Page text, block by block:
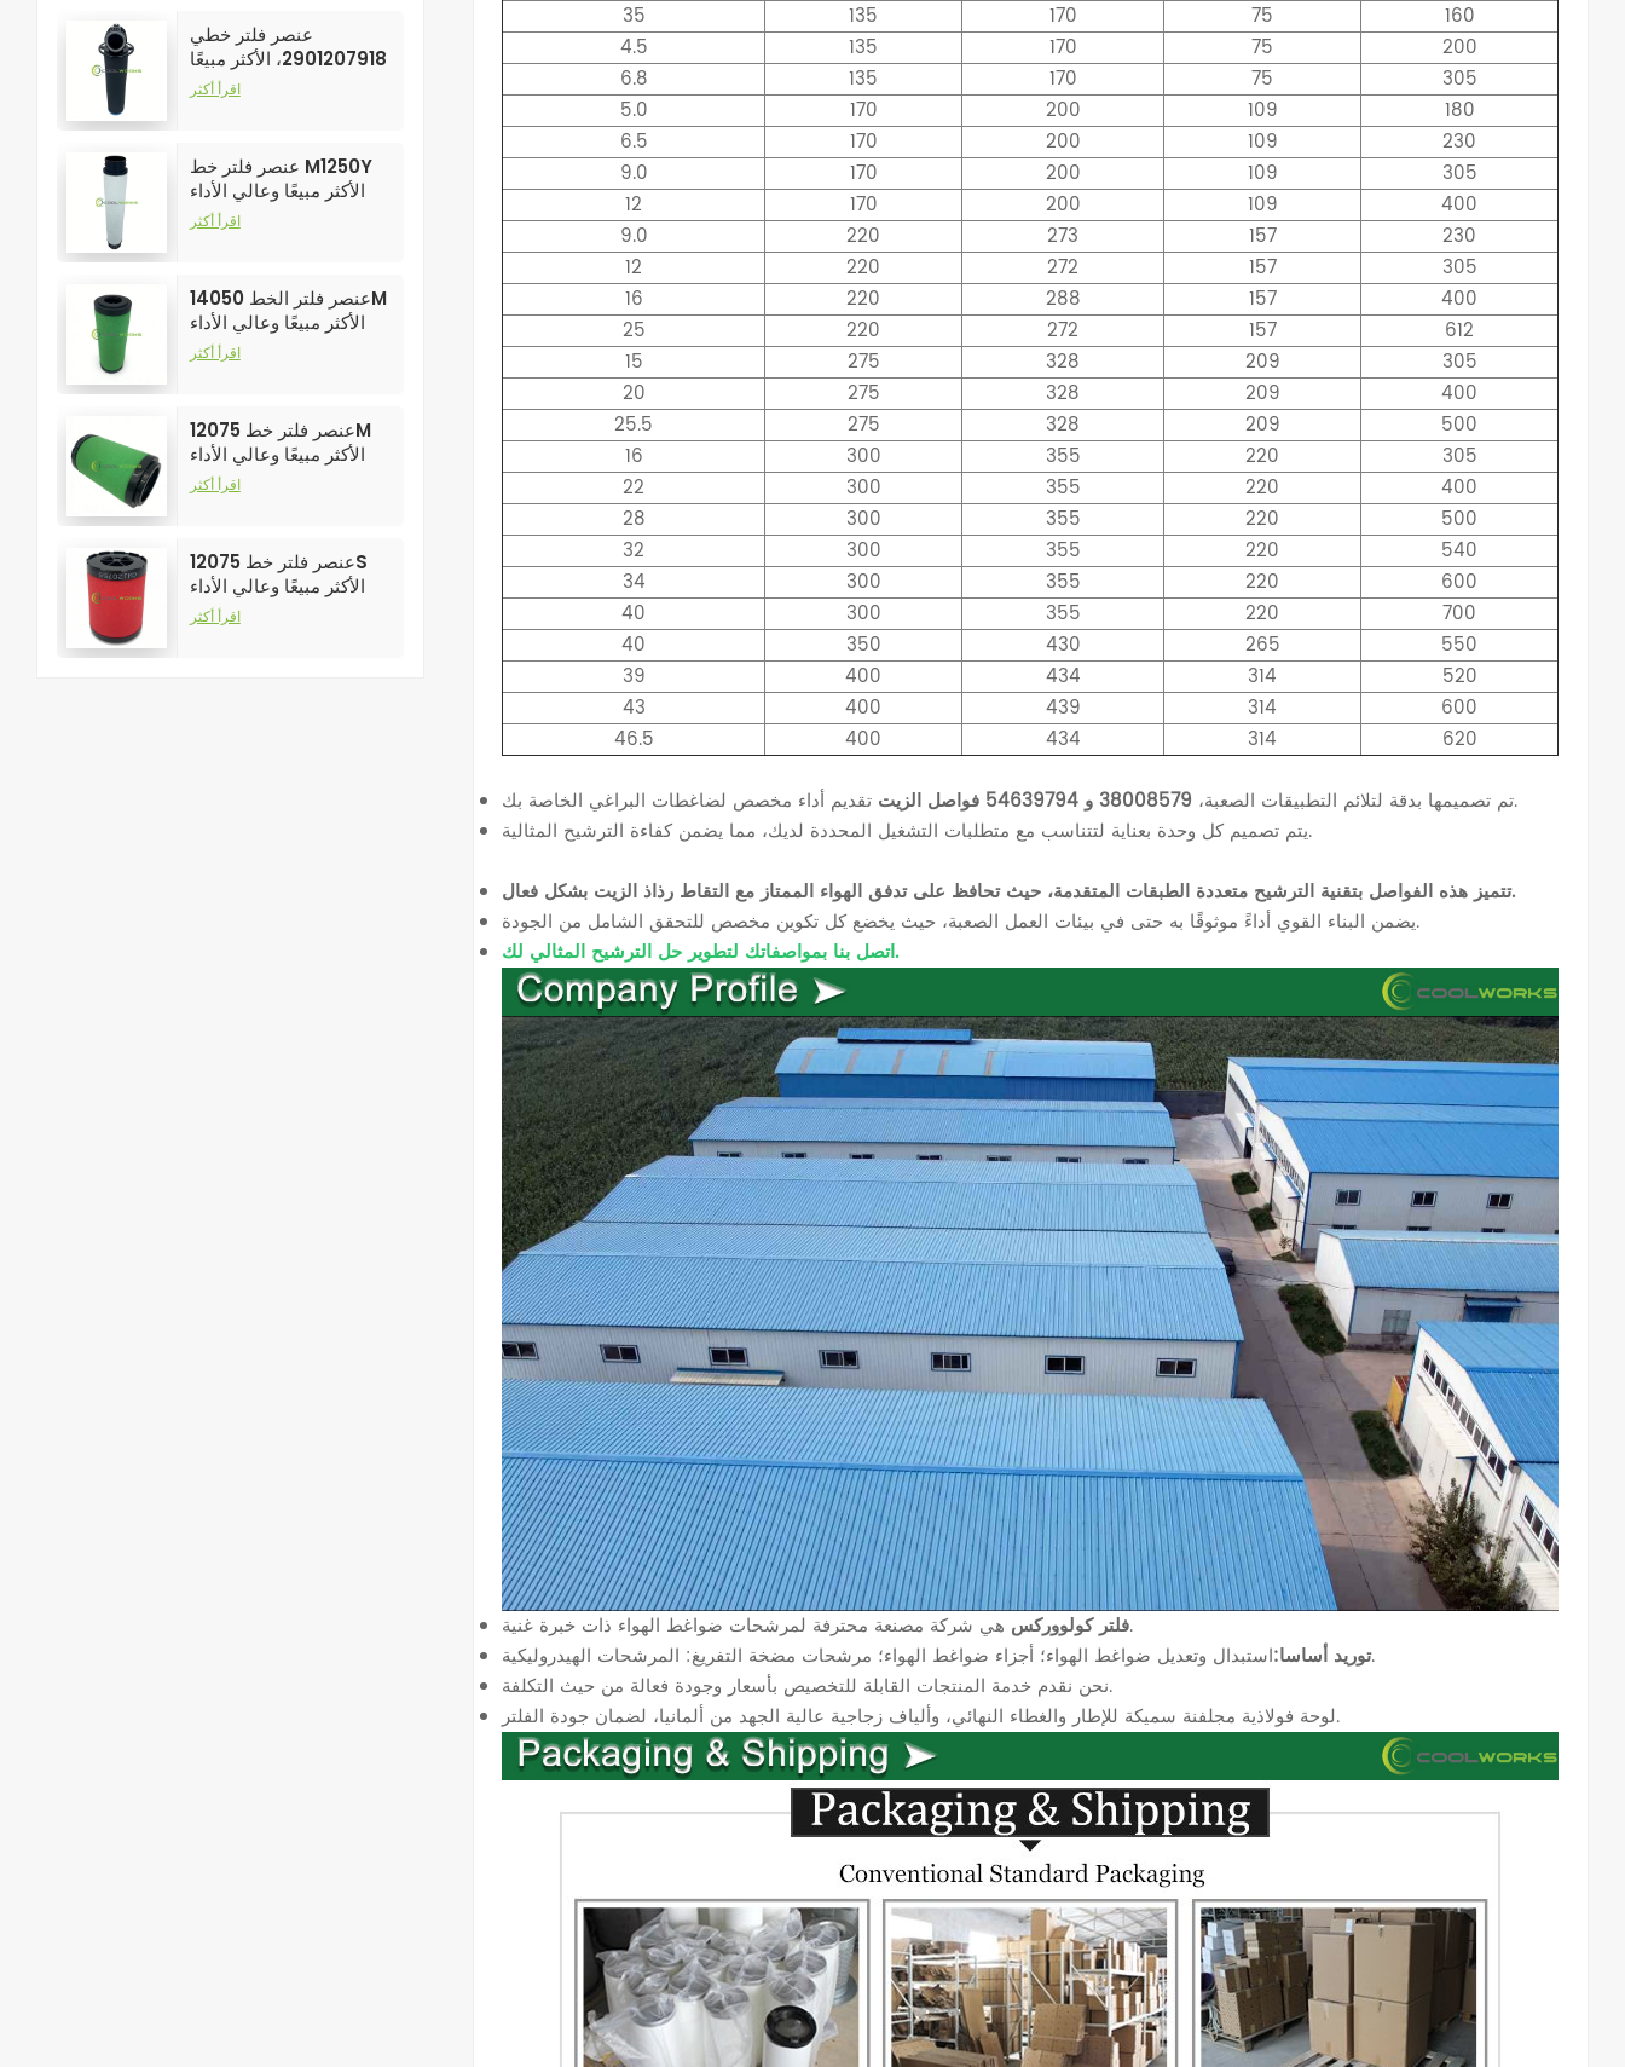
عنصر فلتر خطي
2901207918، الأكثر مبيعًا
وعالي الأداء لفلاتر ضواغط
اقرأ أكثر
عنصر فلتر خط M1250Y
الأكثر مبيعًا وعالي الأداء
لفلاتر ضواغط الهواء
اقرأ أكثر
عنصر فلتر الخط 14050M
الأكثر مبيعًا وعالي الأداء
لفلاتر ضواغط الهواء
اقرأ أكثر
عنصر فلتر خط 12075M
الأكثر مبيعًا وعالي الأداء
لفلاتر ضواغط الهواء
اقرأ أكثر
عنصر فلتر خط 12075S
الأكثر مبيعًا وعالي الأداء
لفلاتر ضواغط الهواء
اقرأ أكثر
35
135 170 75
160
4.5
135 170 75
200
6.8
135 170 75
305
5.0
170 200 109
180
6.5
170 200 109
230
9.0
170 200 109
305
12
170 200 109
400
9.0
220 273 157
230
12
220 272 157
305
16
220 288 157
400
25
220 272 157
612
15
275 328 209
305
20
275 328 209
400
25.5
275 328 209
500
16
300 355 220
305
22
300 355 220
400
28
300 355 220
500
32
300 355 220
540
34
300 355 220
600
40
300 355 220
700
40
350 430 265
550
39
400 434 314
520
43
400 439 314
600
46.5
400 434 314 620
تم تصميمها بدقة لتلائم التطبيقات الصعبة، 38008579 و 54639794 فواصل الزيت
تقديم أداء مخصص لضاغطات البراغي الخاصة بك.
يتم تصميم كل وحدة بعناية لتتناسب مع متطلبات التشغيل المحددة لديك، مما يضمن كفاءة الترشيح المثالية.
تتميز هذه الفواصل بتقنية الترشيح متعددة الطبقات المتقدمة، حيث تحافظ على تدفق الهواء الممتاز مع التقاط رذاذ الزيت بشكل فعال.
يضمن البناء القوي أداءً موثوقًا به حتى في بيئات العمل الصعبة، حيث يخضع كل تكوين مخصص للتحقق الشامل من الجودة.
اتصل بنا بمواصفاتك لتطوير حل الترشيح المثالي لك.
فلتر كولووركسهي شركة مصنعة محترفة لمرشحات ضواغط الهواء ذات خبرة غنية.
توريد أساسا:استبدال وتعديل ضواغط الهواء؛ أجزاء ضواغط الهواء؛ مرشحات مضخة التفريغ: المرشحات الهيدروليكية.
نحن نقدم خدمة المنتجات القابلة للتخصيص بأسعار وجودة فعالة من حيث التكلفة.
لوحة فولاذية مجلفنة سميكة للإطار والغطاء النهائي، وألياف زجاجية عالية الجهد من ألمانيا، لضمان جودة الفلتر.